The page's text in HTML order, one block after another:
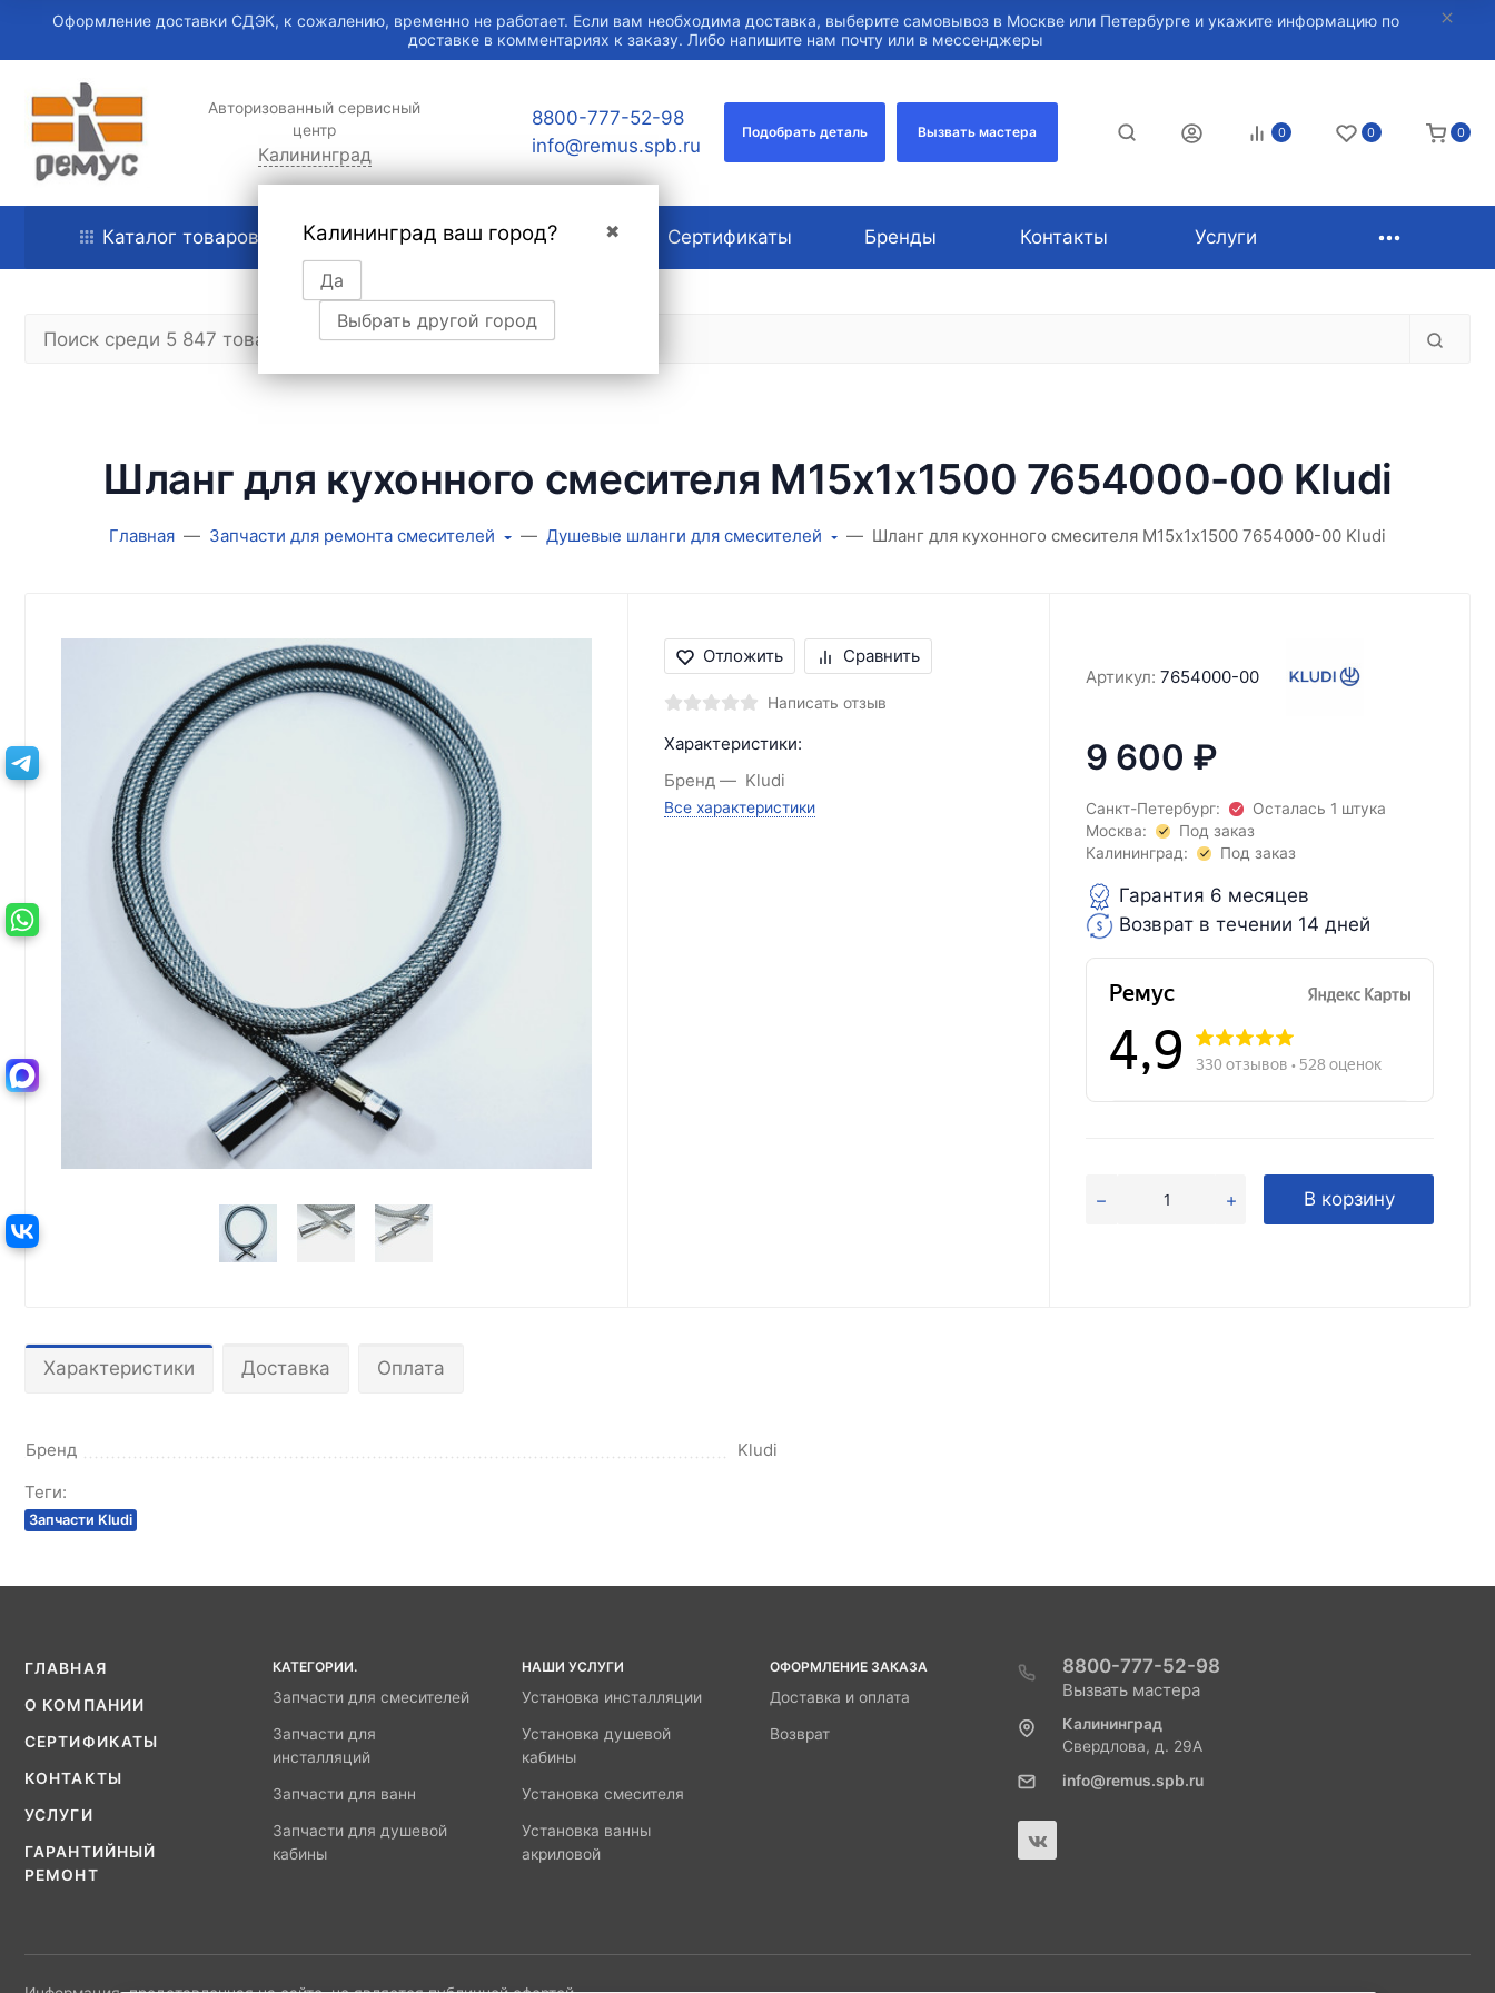
Оформление доставки СДЭК, к сожалению, временно не работает. Если вам необходима доставка, выберите самовывоз в Москве или Петербурге и укажите информацию по
доставке в комментариях к заказу. Либо напишите нам почту или в мессенджеры
Авторизованный сервисный
центр
Калининград
✖
Калининград ваш город?
Да
Выбрать другой город
8800-777-52-98
info@remus.spb.ru
Подобрать деталь Вызвать мастера 0 0 0
Каталог товаров Главная О компании Сертификаты Бренды Контакты Услуги
Шланг для кухонного смесителя M15х1х1500 7654000-00 Kludi
Главная Запчасти для ремонта смесителей Душевые шланги для смесителей Шланг для кухонного смесителя M15х1х1500 7654000-00 Kludi
Отложить Сравнить
Написать отзыв
Характеристики:
Бренд
Kludi
Все характеристики
Артикул: 7654000-00
9 600 ₽
Санкт-Петербург:
Осталась 1 штука
Москва:
Под заказ
Калининград:
Под заказ
Гарантия 6 месяцев
Возврат в течении 14 дней
В корзину
Характеристики Доставка Оплата
Бренд
Kludi
Теги:
Запчасти Kludi
ГЛАВНАЯ
О КОМПАНИИ
СЕРТИФИКАТЫ
КОНТАКТЫ
УСЛУГИ
ГАРАНТИЙНЫЙ
РЕМОНТ
КАТЕГОРИИ.
Запчасти для смесителей
Запчасти для
инсталляций
Запчасти для ванн
Запчасти для душевой
кабины
НАШИ УСЛУГИ
Установка инсталляции
Установка душевой
кабины
Установка смесителя
Установка ванны
акриловой
ОФОРМЛЕНИЕ ЗАКАЗА
Доставка и оплата
Возврат
8800-777-52-98
Вызвать мастера
Калининград
Свердлова, д. 29А
info@remus.spb.ru